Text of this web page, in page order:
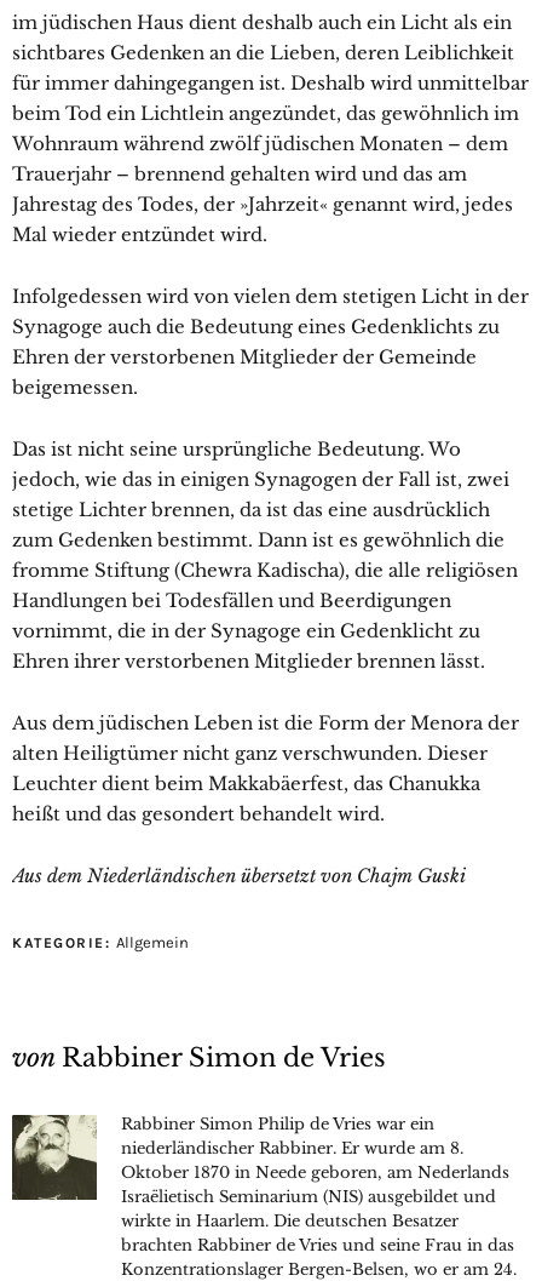
im jüdischen Haus dient deshalb auch ein Licht als ein
sichtbares Gedenken an die Lieben, deren Leiblichkeit
für immer dahingegangen ist. Deshalb wird unmittelbar
beim Tod ein Lichtlein angezündet, das gewöhnlich im
Wohnraum während zwölf jüdischen Monaten – dem
Trauerjahr – brennend gehalten wird und das am
Jahrestag des Todes, der »Jahrzeit« genannt wird, jedes
Mal wieder entzündet wird.
Infolgedessen wird von vielen dem stetigen Licht in der
Synagoge auch die Bedeutung eines Gedenklichts zu
Ehren der verstorbenen Mitglieder der Gemeinde
beigemessen.
Das ist nicht seine ursprüngliche Bedeutung. Wo
jedoch, wie das in einigen Synagogen der Fall ist, zwei
stetige Lichter brennen, da ist das eine ausdrücklich
zum Gedenken bestimmt. Dann ist es gewöhnlich die
fromme Stiftung (Chewra Kadischa), die alle religiösen
Handlungen bei Todesfällen und Beerdigungen
vornimmt, die in der Synagoge ein Gedenklicht zu
Ehren ihrer verstorbenen Mitglieder brennen lässt.
Aus dem jüdischen Leben ist die Form der Menora der
alten Heiligtümer nicht ganz verschwunden. Dieser
Leuchter dient beim Makkabäerfest, das Chanukka
heißt und das gesondert behandelt wird.
Aus dem Niederländischen übersetzt von Chajm Guski
KATEGORIE: Allgemein
von Rabbiner Simon de Vries
Rabbiner Simon Philip de Vries war ein
niederländischer Rabbiner. Er wurde am 8.
Oktober 1870 in Neede geboren, am Nederlands
Israëlietisch Seminarium (NIS) ausgebildet und
wirkte in Haarlem. Die deutschen Besatzer
brachten Rabbiner de Vries und seine Frau in das
Konzentrationslager Bergen-Belsen, wo er am 24.